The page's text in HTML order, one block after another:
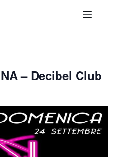
– Decibel Club